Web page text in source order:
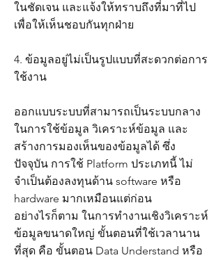
ในชัดเจน และแจ้งให้ทราบถึงที่มาที่ไป
เพื่อให้เห็นชอบกันทุกฝ่าย
4. ข้อมูลอยู่ไม่เป็นรูปแบบที่สะดวกต่อการ
ใช้งาน
ออกแบบระบบที่สามารถเป็นระบบกลาง
ในการใช้ข้อมูล วิเคราะห์ข้อมูล และ
สร้างการมองเห็นของข้อมูลได้ ซึ่ง
ปัจจุบัน การใช้ Platform ประเภทนี้ ไม่
จำเป็นต้องลงทุนด้าน software หรือ
hardware มากเหมือนแต่ก่อน
อย่างไรก็ตาม ในการทำงานเชิงวิเคราะห์
ข้อมูลขนาดใหญ่ ขั้นตอนที่ใช้เวลานาน
ที่สุด คือ ขั้นตอน Data Understand หรือ